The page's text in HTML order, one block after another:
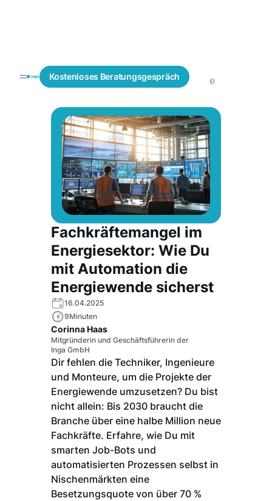
Kostenloses Beratungsgespräch
Blogs
Fachkräfte
finden
IT
Fachkräfte
Fachkräftemangel im
Energiesektor: Wie Du
mit Automation die
Energiewende sicherst
16.04.2025
9Minuten
Corinna Haas
Mitgründerin und Geschäftsführerin der
Inga GmbH
Dir fehlen die Techniker, Ingenieure
und Monteure, um die Projekte der
Energiewende umzusetzen? Du bist
nicht allein: Bis 2030 braucht die
Branche über eine halbe Million neue
Fachkräfte. Erfahre, wie Du mit
smarten Job-Bots und
automatisierten Prozessen selbst in
Nischenmärkten eine
Besetzungsquote von über 70 %